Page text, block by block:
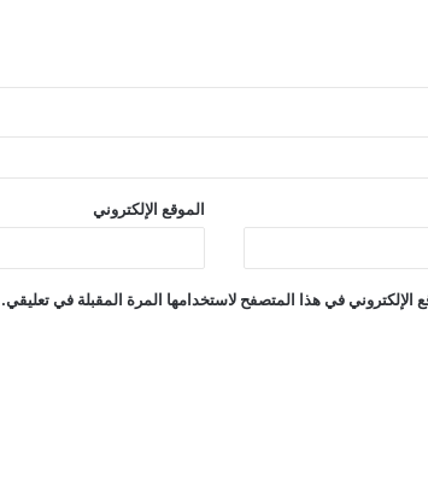
الموقع الإلكتروني
الإلكتروني في هذا المتصفح لاستخدامها المرة المقبلة في تعليقي.